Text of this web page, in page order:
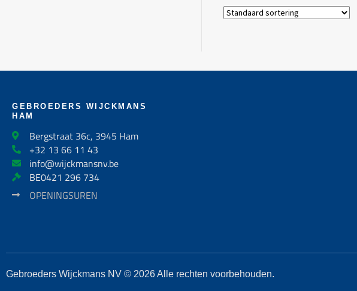
GEBROEDERS WIJCKMANS
HAM
Bergstraat 36c, 3945 Ham
+32 13 66 11 43
info@wijckmansnv.be
BE0421 296 734
OPENINGSUREN
Gebroeders Wijckmans NV © 2026 Alle rechten voorbehouden.